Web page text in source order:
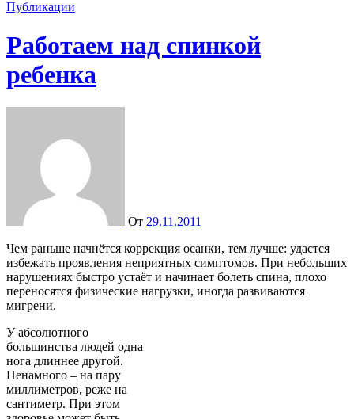
Публикации
Работаем над спинкой
ребенка
От 29.11.2011
Чем раньше начнётся коррекция осанки, тем лучше: удастся
избежать проявления неприятных симптомов. При небольших
нарушениях быстро устаёт и начинает болеть спина, плохо
переносятся физические нагрузки, иногда развиваются
мигрени.
У абсолютного
большинства людей одна
нога длиннее другой.
Ненамного – на пару
миллиметров, реже на
сантиметр. При этом